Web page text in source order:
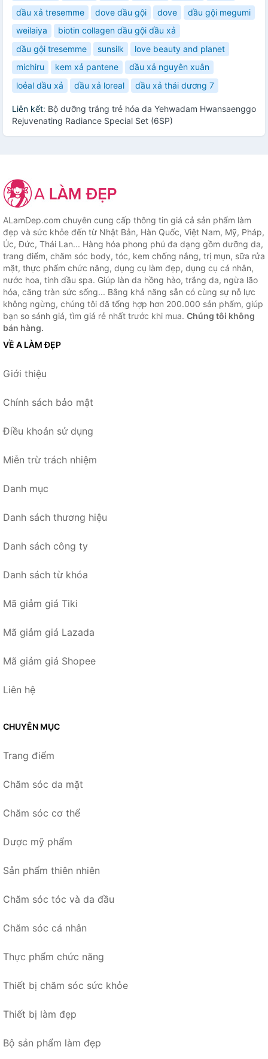
dầu xả tresemme
dove dầu gội dove
dầu gội megumi
weilaiya
biotin collagen dầu gội dầu xả
dầu gội tresemme
sunsilk
love beauty and planet
michiru
kem xả pantene
dầu xả nguyên xuân
loẻal dầu xả
dầu xả loreal dầu xả thái dương 7
Liên kết: Bộ dưỡng trắng trẻ hóa da Yehwadam Hwansaenggo
Rejuvenating Radiance Special Set (6SP)
ALamDep.com chuyên cung cấp thông tin giá cả sản phẩm làm
đẹp và sức khỏe đến từ Nhật Bản, Hàn Quốc, Việt Nam, Mỹ, Pháp,
Úc, Đức, Thái Lan... Hàng hóa phong phú đa dạng gồm dưỡng da,
trang điểm, chăm sóc body, tóc, kem chống nắng, trị mụn, sữa rửa
mặt, thực phẩm chức năng, dụng cụ làm đẹp, dụng cụ cá nhân,
nước hoa, tinh dầu spa. Giúp làn da hồng hào, trắng da, ngừa lão
hóa, căng tràn sức sống... Bằng khả năng sẵn có cùng sự nỗ lực
không ngừng, chúng tôi đã tổng hợp hơn 200.000 sản phẩm, giúp
bạn so sánh giá, tìm giá rẻ nhất trước khi mua. Chúng tôi không
bán hàng.
VỀ A LÀM ĐẸP
Giới thiệu
Chính sách bảo mật
Điều khoản sử dụng
Miễn trừ trách nhiệm
Danh mục
Danh sách thương hiệu
Danh sách công ty
Danh sách từ khóa
Mã giảm giá Tiki
Mã giảm giá Lazada
Mã giảm giá Shopee
Liên hệ
CHUYÊN MỤC
Trang điểm
Chăm sóc da mặt
Chăm sóc cơ thể
Dược mỹ phẩm
Sản phẩm thiên nhiên
Chăm sóc tóc và da đầu
Chăm sóc cá nhân
Thực phẩm chức năng
Thiết bị chăm sóc sức khỏe
Thiết bị làm đẹp
Bộ sản phẩm làm đẹp